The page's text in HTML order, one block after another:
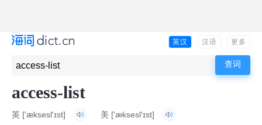
英汉 汉语 更多
access-list
英 ['æksesl'ɪst] 美 ['æksesl'ɪst]